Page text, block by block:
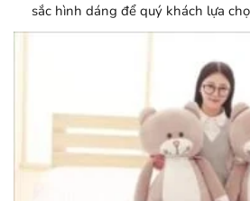
sắc hình dáng để quý khách lựa